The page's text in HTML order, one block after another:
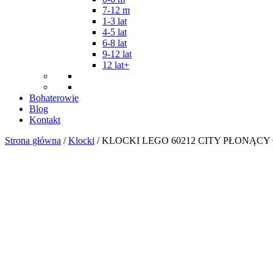
7-12 m
1-3 lat
4-5 lat
6-8 lat
9-12 lat
12 lat+
Bohaterowie
Blog
Kontakt
Strona główna /Klocki / KLOCKI LEGO 60212 CITY PŁONĄCY